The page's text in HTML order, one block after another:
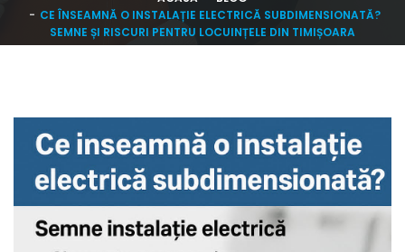
CE ÎNSEAMNĂ O INSTALAȚIE ELECTRICĂ SUBDIMENSIONATĂ?
SEMNE ȘI RISCURI PENTRU LOCUINȚELE DIN TIMIȘOARA